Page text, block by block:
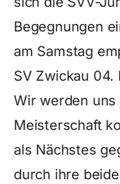
Begegnungen
am Samstag
SV Zwickau 04.
Wir werden
Meisterschaft
als Nächstes
durch ihre